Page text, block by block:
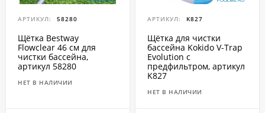
АРТИКУЛ: 58280
Щётка Bestway
Flowclear 46 см для
чистки бассейна,
артикул 58280
НЕТ В НАЛИЧИИ
АРТИКУЛ: K827
Щётка для чистки
бассейна Kokido V-Trap
Evolution с
предфильтром, артикул
K827
НЕТ В НАЛИЧИИ